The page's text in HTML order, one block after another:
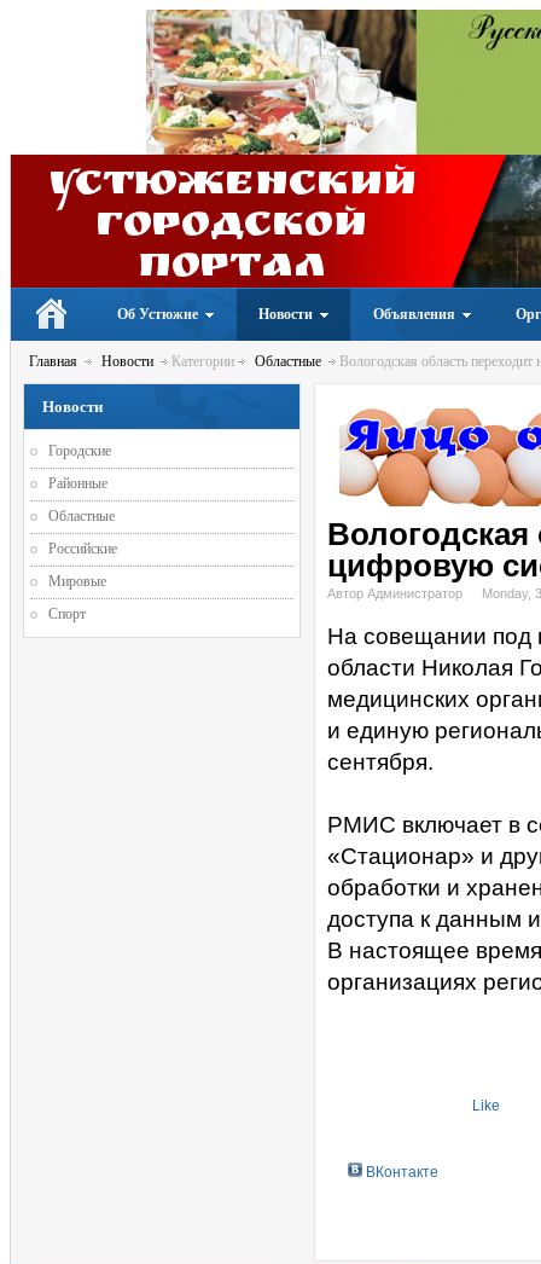
Устюженский
Городской
портал
Об Устюжне Новости Объявления
Главная Новости Категории Областные Вологодская область
цифровую
Автор Администратор Monday,
На совещании под
области Николая
медицинских
и единую
сентября.
РМИС включает в
«Стационар» и
обработки и
доступа к данным
В настоящее
организациях
Like
ВКонтакте
Новости
Городские
Районные
Областные
Российские
Мировые
Спорт